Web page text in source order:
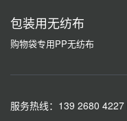
包装用无纺布
购物袋专用PP无纺布
服务热线：139 2680 4227